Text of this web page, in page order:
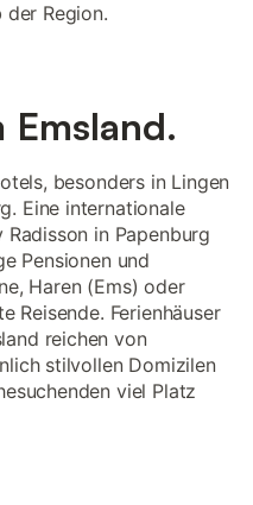
Region.
besonders in Lingen
Eine internationale
in Papenburg
Pensionen und
Haren (Ems) oder
Reisende. Ferienhäuser
reichen von
stilvollen Domizilen
viel Platz